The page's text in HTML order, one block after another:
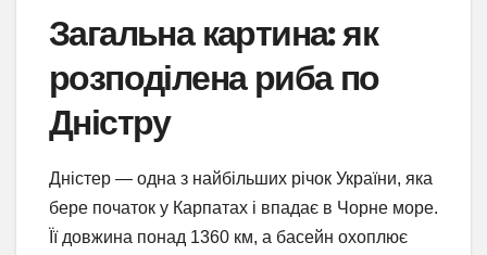
Загальна картина: як
розподілена риба по
Дністру
Дністер — одна з найбільших річок України, яка
бере початок у Карпатах і впадає в Чорне море.
Її довжина понад 1360 км, а басейн охоплює